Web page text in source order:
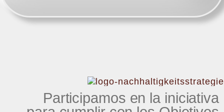
Participamos en la iniciativa